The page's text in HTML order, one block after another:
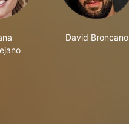
David Broncano